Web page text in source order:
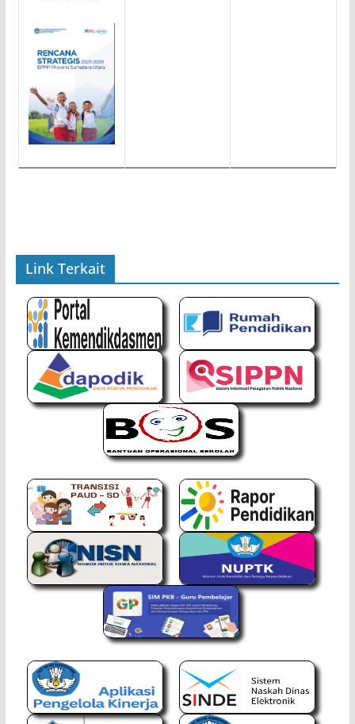
Link Terkait